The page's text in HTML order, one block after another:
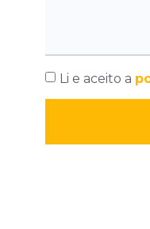
Li e aceito a